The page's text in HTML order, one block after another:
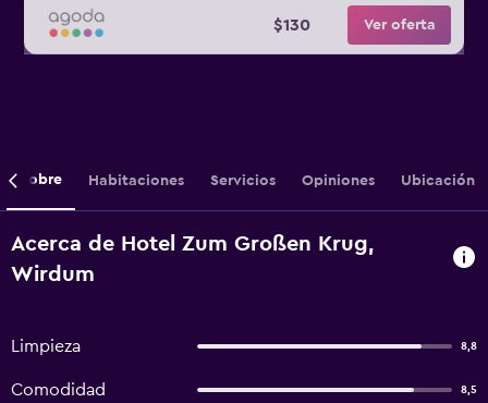
$130 Ver oferta
Sobre Habitaciones Servicios Opiniones Ubicación
Acerca de Hotel Zum Großen Krug,
Wirdum
Limpieza 8,8
Comodidad 8,5